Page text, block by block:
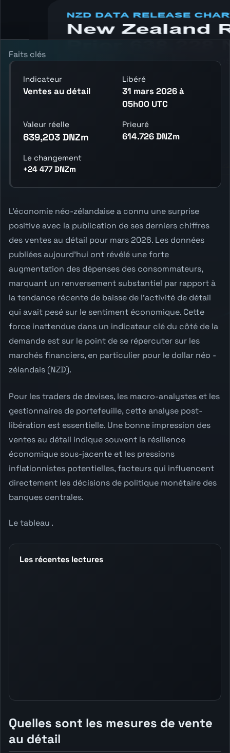
release context.
Faits clés
Indicateur
Ventes au détail
Libéré
31 mars 2026 à
05h00 UTC
Valeur réelle
639,203 DNZm
Prieuré
614.726 DNZm
Le changement
+24 477 DNZm
L'économie néo-zélandaise a connu une surprise
positive avec la publication de ses derniers chiffres
des ventes au détail pour mars 2026. Les données
publiées aujourd'hui ont révélé une forte
augmentation des dépenses des consommateurs,
marquant un renversement substantiel par rapport à
la tendance récente de baisse de l'activité de détail
qui avait pesé sur le sentiment économique. Cette
force inattendue dans un indicateur clé du côté de la
demande est sur le point de se répercuter sur les
marchés financiers, en particulier pour le dollar néo -
zélandais (NZD).
Pour les traders de devises, les macro-analystes et les
gestionnaires de portefeuille, cette analyse post-
libération est essentielle. Une bonne impression des
ventes au détail indique souvent la résilience
économique sous-jacente et les pressions
inflationnistes potentielles, facteurs qui influencent
directement les décisions de politique monétaire des
banques centrales.
Le tableau .
Les récentes lectures
Quelles sont les mesures de vente
au détail